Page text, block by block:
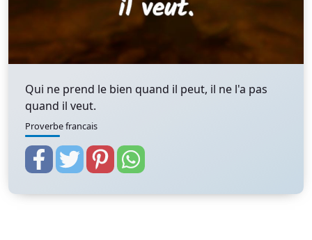
Qui ne prend le bien quand il peut, il ne l'a pas
quand il veut.
Proverbe francais